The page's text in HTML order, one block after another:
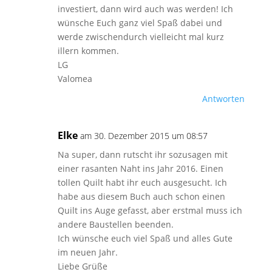
investiert, dann wird auch was werden! Ich
wünsche Euch ganz viel Spaß dabei und
werde zwischendurch vielleicht mal kurz
illern kommen.
LG
Valomea
Antworten
Elke am 30. Dezember 2015 um 08:57
Na super, dann rutscht ihr sozusagen mit
einer rasanten Naht ins Jahr 2016. Einen
tollen Quilt habt ihr euch ausgesucht. Ich
habe aus diesem Buch auch schon einen
Quilt ins Auge gefasst, aber erstmal muss ich
andere Baustellen beenden.
Ich wünsche euch viel Spaß und alles Gute
im neuen Jahr.
Liebe Grüße